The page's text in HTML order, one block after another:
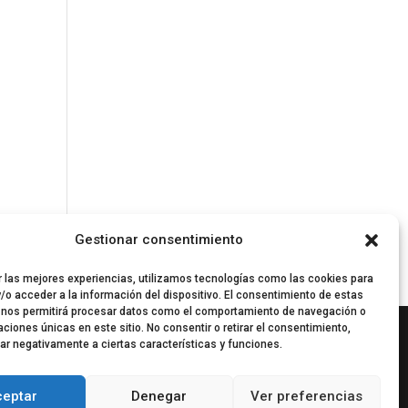
Gestionar consentimiento
las mejores experiencias, utilizamos tecnologías como las cookies para
o acceder a la información del dispositivo. El consentimiento de estas
permitirá procesar datos como el comportamiento de navegación o
únicas en este sitio. No consentir o retirar el consentimiento,
negativamente a ciertas características y funciones.
Denegar Ver preferencias